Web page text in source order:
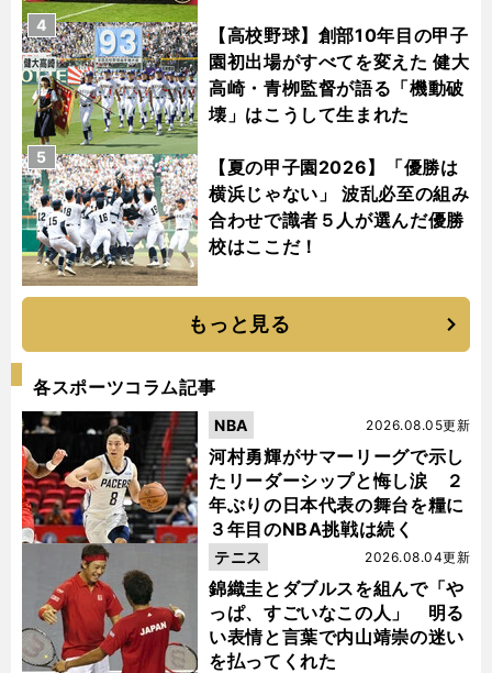
【高校野球】創部10年目の甲子
園初出場がすべてを変えた 健大
高崎・青栁監督が語る「機動破
壊」はこうして生まれた
4
【夏の甲子園2026】「優勝は
横浜じゃない」 波乱必至の組み
合わせで識者５人が選んだ優勝
校はここだ！
5
もっと見る
各スポーツコラム記事
河村勇輝がサマーリーグで示し
たリーダーシップと悔し涙 ２
年ぶりの日本代表の舞台を糧に
３年目のNBA挑戦は続く
2026.08.05更新
NBA
錦織圭とダブルスを組んで「や
っぱ、すごいなこの人」 明る
い表情と言葉で内山靖崇の迷い
を払ってくれた
2026.08.04更新
テニス